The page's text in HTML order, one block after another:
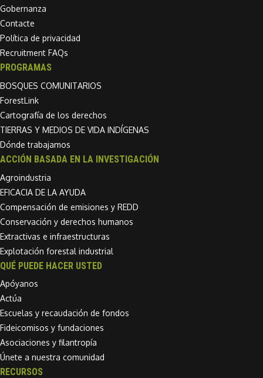
Gobernanza
Contacte
Política de privacidad
Recruitment FAQs
PROGRAMAS
BOSQUES COMUNITARIOS
ForestLink
Cartografía de los derechos
TIERRAS Y MEDIOS DE VIDA INDÍGENAS
Dónde trabajamos
ACCIÓN BASADA EN LA INVESTIGACIÓN
Agroindustria
EFICACIA DE LA AYUDA
Compensación de emisiones y REDD
Conservación y derechos humanos
Extractivas e infraestructuras
Explotación forestal industrial
QUÉ PUEDE HACER USTED
Apóyanos
Actúa
Escuelas y recaudación de fondos
Fideicomisos y fundaciones
Asociaciones y filantropía
Únete a nuestra comunidad
RECURSOS